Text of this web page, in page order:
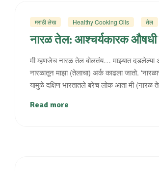
मराठी लेख Healthy Cooking Oils तेल
नारळ तेल: आश्चर्यकारक औषधी
मी म्हणजेच नारळ तेल बोलतंय… माझ्यात दडलेल्या
नारळातून माझा (तेलाचा) अर्क काढला जातो.
यामुळे दक्षिण भारतातले बरेच लोक आता मी
Read more